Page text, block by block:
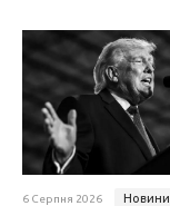
6 Серпня 2026 Новини